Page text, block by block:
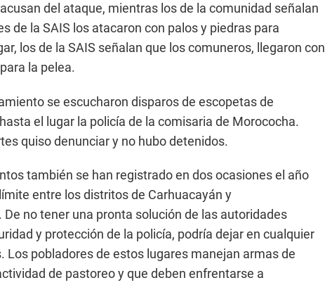
del ataque, mientras los de la comunidad señalan
de la SAIS los atacaron con palos y piedras para
los de la SAIS señalan que los comuneros, llegaron con
la pelea.
se escucharon disparos de escopetas de
el lugar la policía de la comisaria de Morococha.
quiso denunciar y no hubo detenidos.
también se han registrado en dos ocasiones el año
entre los distritos de Carhuacayán y
no tener una pronta solución de las autoridades
y protección de la policía, podría dejar en cualquier
Los pobladores de estos lugares manejan armas de
de pastoreo y que deben enfrentarse a